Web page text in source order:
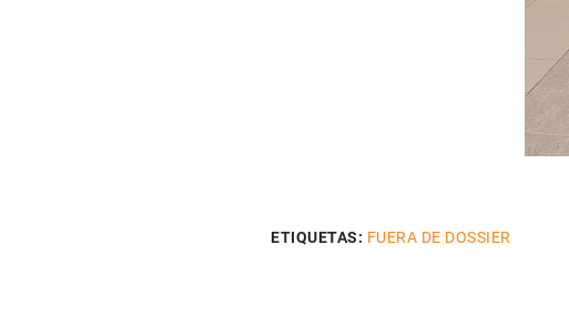
ETIQUETAS: FUERA DE DOSSIER